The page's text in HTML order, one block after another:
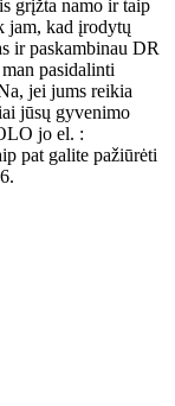
grįžta namo ir taip
jam, kad įrodytų
ir paskambinau DR
pasidalinti
jei jums reikia
jūsų gyvenimo
jo el. :
pat galite pažiūrėti